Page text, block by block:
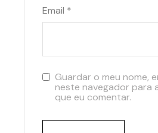
Email *
Guardar o meu nome,
neste navegador para
que eu comentar.